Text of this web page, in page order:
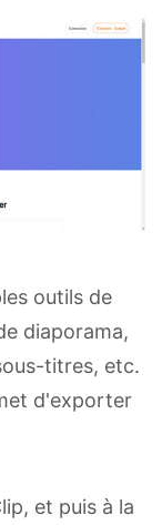
outils de
diaporama,
titres, etc.
d'exporter
et puis à la